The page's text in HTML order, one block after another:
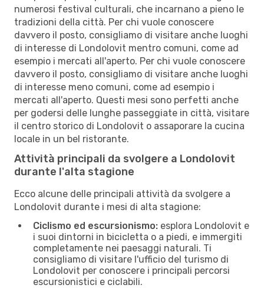
numerosi festival culturali, che incarnano a pieno le
tradizioni della città. Per chi vuole conoscere
davvero il posto, consigliamo di visitare anche luoghi
di interesse di Londolovit mentro comuni, come ad
esempio i mercati all'aperto. Per chi vuole conoscere
davvero il posto, consigliamo di visitare anche luoghi
di interesse meno comuni, come ad esempio i
mercati all'aperto. Questi mesi sono perfetti anche
per godersi delle lunghe passeggiate in città, visitare
il centro storico di Londolovit o assaporare la cucina
locale in un bel ristorante.
Attività principali da svolgere a Londolovit
durante l'alta stagione
Ecco alcune delle principali attività da svolgere a
Londolovit durante i mesi di alta stagione:
Ciclismo ed escursionismo: esplora Londolovit e
i suoi dintorni in bicicletta o a piedi, e immergiti
completamente nei paesaggi naturali. Ti
consigliamo di visitare l'ufficio del turismo di
Londolovit per conoscere i principali percorsi
escursionistici e ciclabili.